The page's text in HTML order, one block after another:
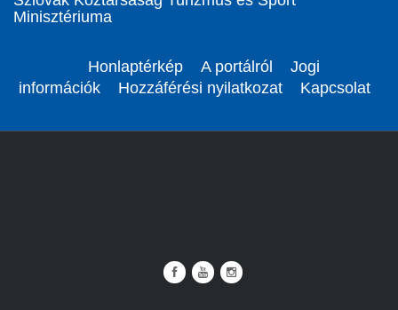
Minisztériuma
Honlaptérkép A portálról
Jogi
információk
Hozzáférési nyilatkozat Kapcsolat